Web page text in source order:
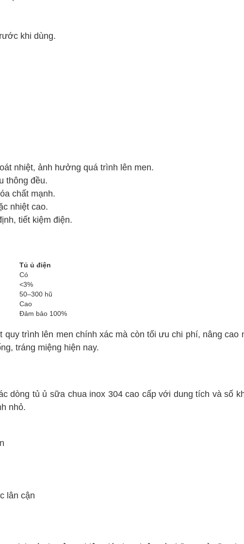
khi dùng.
nhiệt, ảnh hưởng quá trình lên men.
thông đều.
chất mạnh.
nhiệt cao.
tiết kiệm điện.
Tủ ủ điện
Có
<3%
50–300 hũ
Cao
Đảm bảo 100%
trình lên men chính xác mà còn tối ưu chi phí, nâng cao
tráng miệng hiện nay.
dòng tủ ủ sữa chua inox 304 cao cấp với dung tích và số
nhỏ.
lân cận